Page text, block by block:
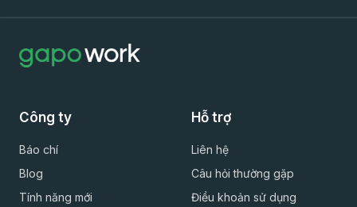
Công ty
Báo chí
Blog
Tính năng mới
Hỗ trợ
Liên hệ
Câu hỏi thường gặp
Điều khoản sử dụng